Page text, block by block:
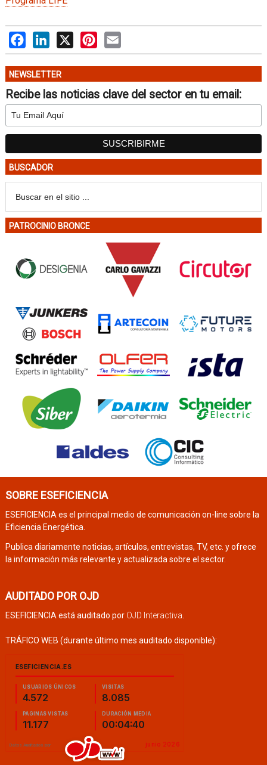
FacebookLinkedIn
X PinterestEmail
NEWSLETTER
Recibe las noticias clave del sector en tu email:
BUSCADOR
PATROCINIO BRONCE
SOBRE ESEFICIENCIA
ESEFICIENCIA es el principal medio de comunicación on-line sobre la
Eficiencia Energética.
Publica diariamente noticias, artículos, entrevistas, TV, etc. y ofrece
la información más relevante y actualizada sobre el sector.
AUDITADO POR OJD
ESEFICIENCIA está auditado por OJD Interactiva
TRÁFICO WEB (durante último mes auditado disponible):